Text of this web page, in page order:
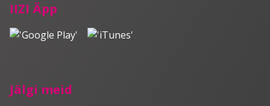
IIZI Äpp
Jälgi meid